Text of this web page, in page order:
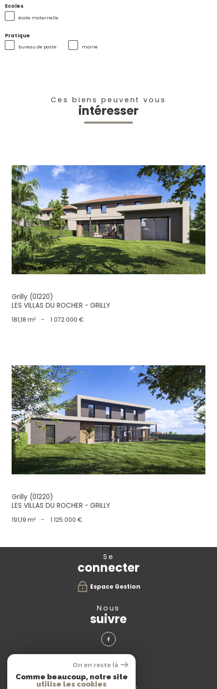
Ecoles
école maternelle
Pratique
bureau de poste mairie
Ces biens peuvent vous
intéresser
voir le bien
Grilly (01220)
LES VILLAS DU ROCHER - GRILLY
181,18 m² - 1 072 000 €
voir le bien
Grilly (01220)
LES VILLAS DU ROCHER - GRILLY
191,19 m² - 1 125 000 €
se
connecter
Espace Gestion
nous
suivre
avis
clients
On en reste là
Comme beaucoup, notre site
utilise les cookies